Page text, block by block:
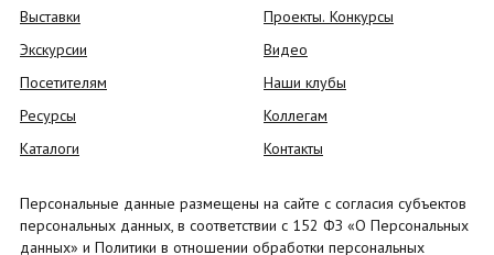
Выставки
Экскурсии
Посетителям
Ресурсы
Каталоги
Проекты. Конкурсы
Видео
Наши клубы
Коллегам
Контакты
Персональные данные размещены на сайте с согласия субъектов
персональных данных, в соответствии с 152 ФЗ «О Персональных
данных» и Политики в отношении обработки персональных